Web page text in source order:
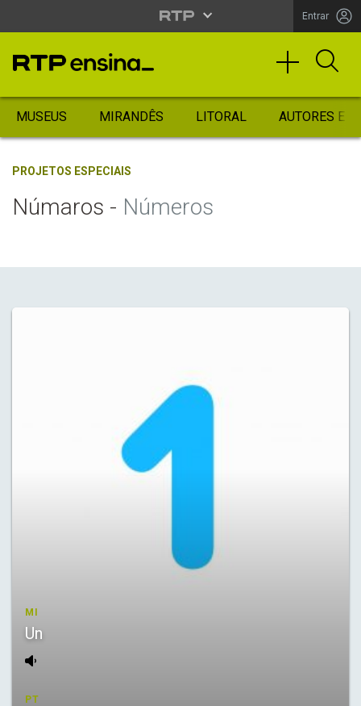
Entrar
MUSEUS MIRANDÊS LITORAL AUTORES
PROJETOS ESPECIAIS
Númaros - Números
MI
Un
PT